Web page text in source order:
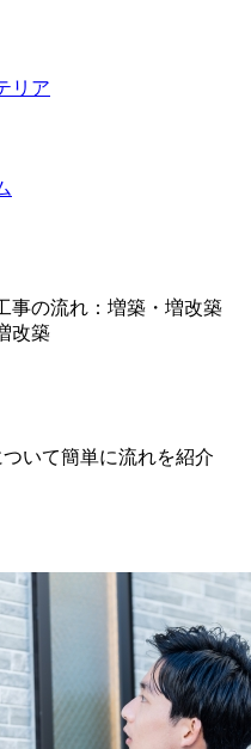
リア
の流れ：増築・増改築
改築
いて簡単に流れを紹介